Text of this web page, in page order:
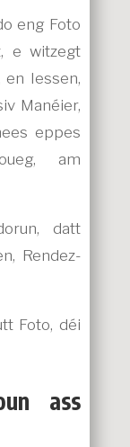
eng Foto
e witzegt
en Iessen,
Manéier,
eppes
am
datt
Rendez-
Foto, déi
ass